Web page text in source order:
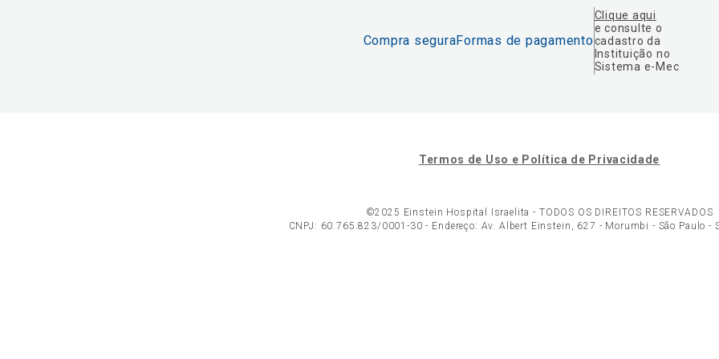
Compra seguraFormas de pagamento
Clique aqui
e consulte o
cadastro da
Instituição no
Sistema e-Mec
Termos de Uso e Política de Privacidade
©2025 Einstein Hospital Israelita - TODOS OS DIREITOS RESERVADOS
CNPJ: 60.765.823/0001-30 - Endereço: Av. Albert Einstein, 627 - Morumbi - São Paulo -